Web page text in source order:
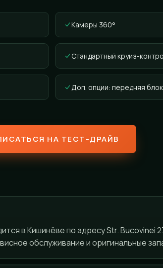
Камеры 360°
Стандартный круиз-
Доп. опции: передняя
НА ТЕСТ-ДРАЙВ
в Кишинёве по адресу Str. Bucovinei
обслуживание и оригинальные